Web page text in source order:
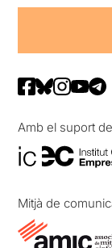
Amb el suport de
Mitjà de